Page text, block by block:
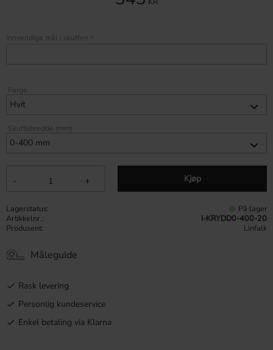
Farge
Skuffebredde (mm)
+
- Kjøp
Innvendige mål i skuffen *
Lagerstatus På lager
Artikkelnr. I-KRYDD0-400-20
Måleguide
Produsent Linfalk
Rask levering
Personlig kundeservice
Enkel betaling via Klarna